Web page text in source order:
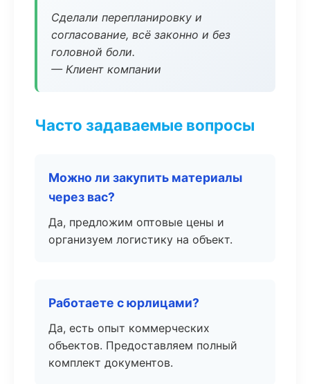
Сделали перепланировку и
согласование, всё законно и без
головной боли.
— Клиент компании
Часто задаваемые вопросы
Можно ли закупить материалы
через вас?
Да, предложим оптовые цены и
организуем логистику на объект.
Работаете с юрлицами?
Да, есть опыт коммерческих
объектов. Предоставляем полный
комплект документов.